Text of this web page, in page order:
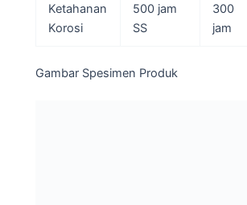
Ketahanan
Korosi
500 jam
SS
300
jam
Gambar Spesimen Produk